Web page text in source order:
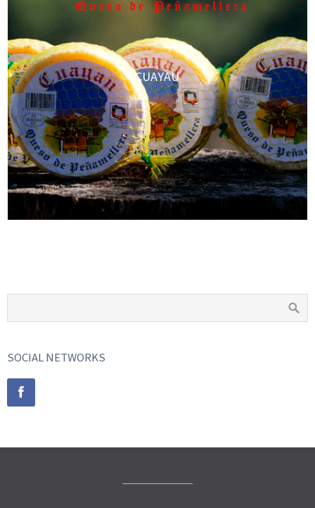
CUAYAU
SOCIAL NETWORKS